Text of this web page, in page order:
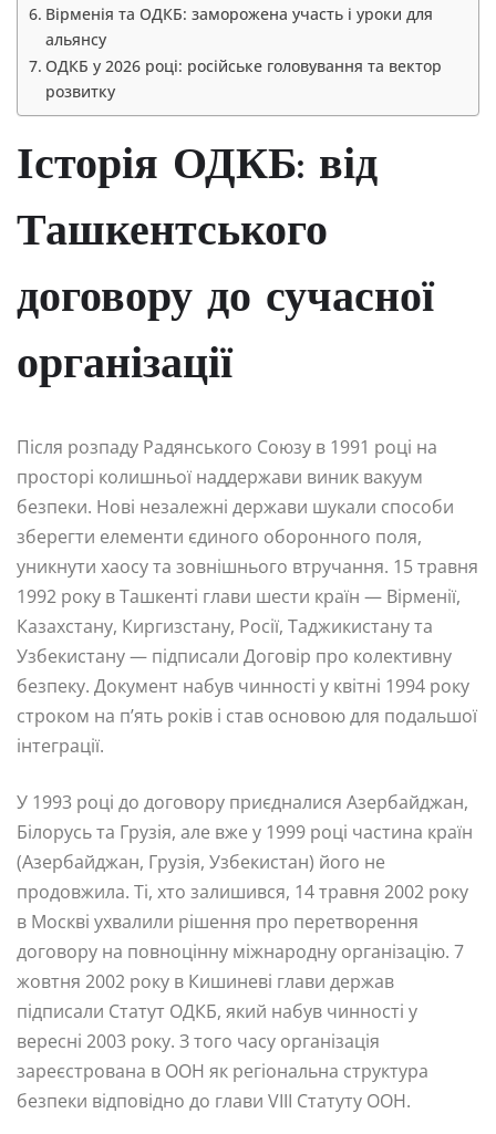
Вірменія та ОДКБ: заморожена участь і уроки для
альянсу
ОДКБ у 2026 році: російське головування та вектор
розвитку
Історія ОДКБ: від
Ташкентського
договору до сучасної
організації
Після розпаду Радянського Союзу в 1991 році на
просторі колишньої наддержави виник вакуум
безпеки. Нові незалежні держави шукали способи
зберегти елементи єдиного оборонного поля,
уникнути хаосу та зовнішнього втручання. 15 травня
1992 року в Ташкенті глави шести країн — Вірменії,
Казахстану, Киргизстану, Росії, Таджикистану та
Узбекистану — підписали Договір про колективну
безпеку. Документ набув чинності у квітні 1994 року
строком на п’ять років і став основою для подальшої
інтеграції.
У 1993 році до договору приєдналися Азербайджан,
Білорусь та Грузія, але вже у 1999 році частина країн
(Азербайджан, Грузія, Узбекистан) його не
продовжила. Ті, хто залишився, 14 травня 2002 року
в Москві ухвалили рішення про перетворення
договору на повноцінну міжнародну організацію. 7
жовтня 2002 року в Кишиневі глави держав
підписали Статут ОДКБ, який набув чинності у
вересні 2003 року. З того часу організація
зареєстрована в ООН як регіональна структура
безпеки відповідно до глави VIII Статуту ООН.